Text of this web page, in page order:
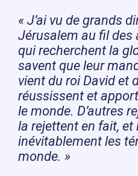
« J’ai vu de grands
Jérusalem au fil des
qui recherchent la
savent que leur
vient du roi David et
réussissent et
le monde. D’autres
la rejettent en fait, et
inévitablement les
monde. »